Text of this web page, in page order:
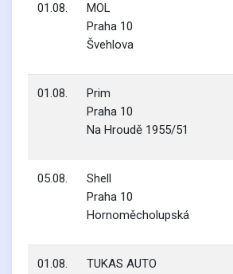
01.08.
MOL
Praha 10
Švehlova
01.08.
Prim
Praha 10
Na Hroudě 1955/51
05.08.
Shell
Praha 10
Hornoměcholupská
01.08.
TUKAS AUTO